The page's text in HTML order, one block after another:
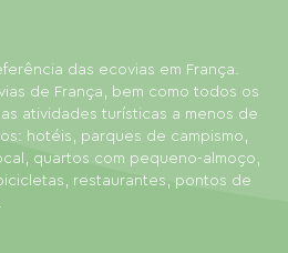
das ecovias em França.
de França, bem como todos os
atividades turísticas a menos de
hotéis, parques de campismo,
quartos com pequeno-almoço,
restaurantes, pontos de